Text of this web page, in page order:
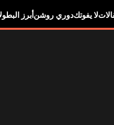
لا يفوتكدوري روشن أبرز